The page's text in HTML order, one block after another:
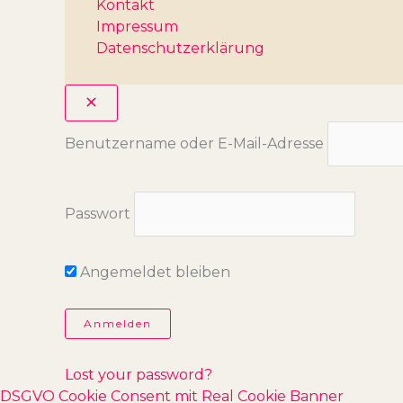
Kontakt
Impressum
Datenschutzerklärung
Benutzername oder E-Mail-Adresse
Passwort
Angemeldet bleiben
Lost your password?
DSGVO Cookie Consent mit Real Cookie Banner